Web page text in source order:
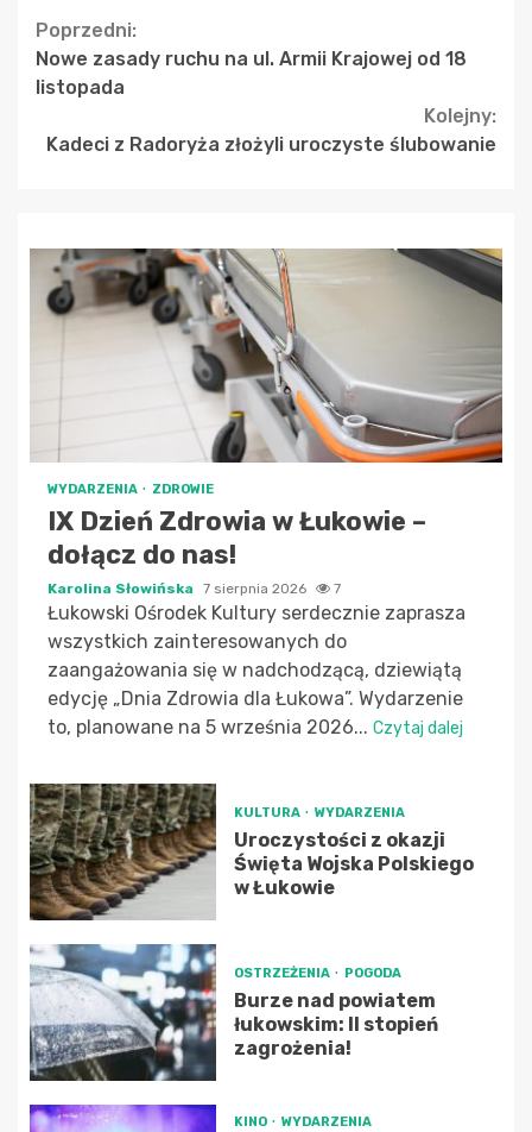
Continue
Reading
Poprzedni:
Nowe zasady ruchu na ul. Armii Krajowej od 18
listopada
Kolejny:
Kadeci z Radoryża złożyli uroczyste ślubowanie
WYDARZENIA ZDROWIE
IX Dzień Zdrowia w Łukowie –
dołącz do nas!
Karolina Słowińska 7 sierpnia 2026 7
Łukowski Ośrodek Kultury serdecznie zaprasza
wszystkich zainteresowanych do
zaangażowania się w nadchodzącą, dziewiątą
edycję „Dnia Zdrowia dla Łukowa”. Wydarzenie
to, planowane na 5 września 2026... Czytaj dalej
KULTURA WYDARZENIA
Uroczystości z okazji
Święta Wojska Polskiego
w Łukowie
OSTRZEŻENIA POGODA
Burze nad powiatem
łukowskim: II stopień
zagrożenia!
KINO WYDARZENIA